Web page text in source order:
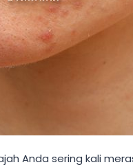
Anda sering kali